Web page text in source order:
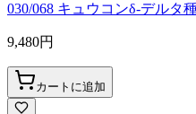
030/068 キュウコンδ-デルタ
9,480円
カートに追加